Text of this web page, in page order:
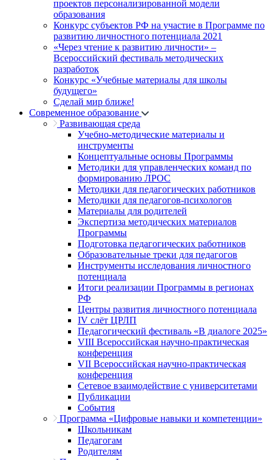
проектов персонализированной модели
образования
Конкурс субъектов РФ на участие в Программе по
развитию личностного потенциала 2021
«Через чтение к развитию личности» –
Всероссийский фестиваль методических
разработок
Конкурс «Учебные материалы для школы
будущего»
Сделай мир ближе!
Современное образование
Развивающая среда
Учебно-методические материалы и
инструменты
Концептуальные основы Программы
Методики для управленческих команд по
формированию ЛРОС
Методики для педагогических работников
Методики для педагогов-психологов
Материалы для родителей
Экспертиза методических материалов
Программы
Подготовка педагогических работников
Образовательные треки для педагогов
Инструменты исследования личностного
потенциала
Итоги реализации Программы в регионах
РФ
Центры развития личностного потенциала
IV слёт ЦРЛП
Педагогический фестиваль «В диалоге 2025»
VIII Всероссийская научно-практическая
конференция
VII Всероссийская научно-практическая
конференция
Сетевое взаимодействие с университетами
Публикации
События
Программа «Цифровые навыки и компетенции»
Школьникам
Педагогам
Родителям